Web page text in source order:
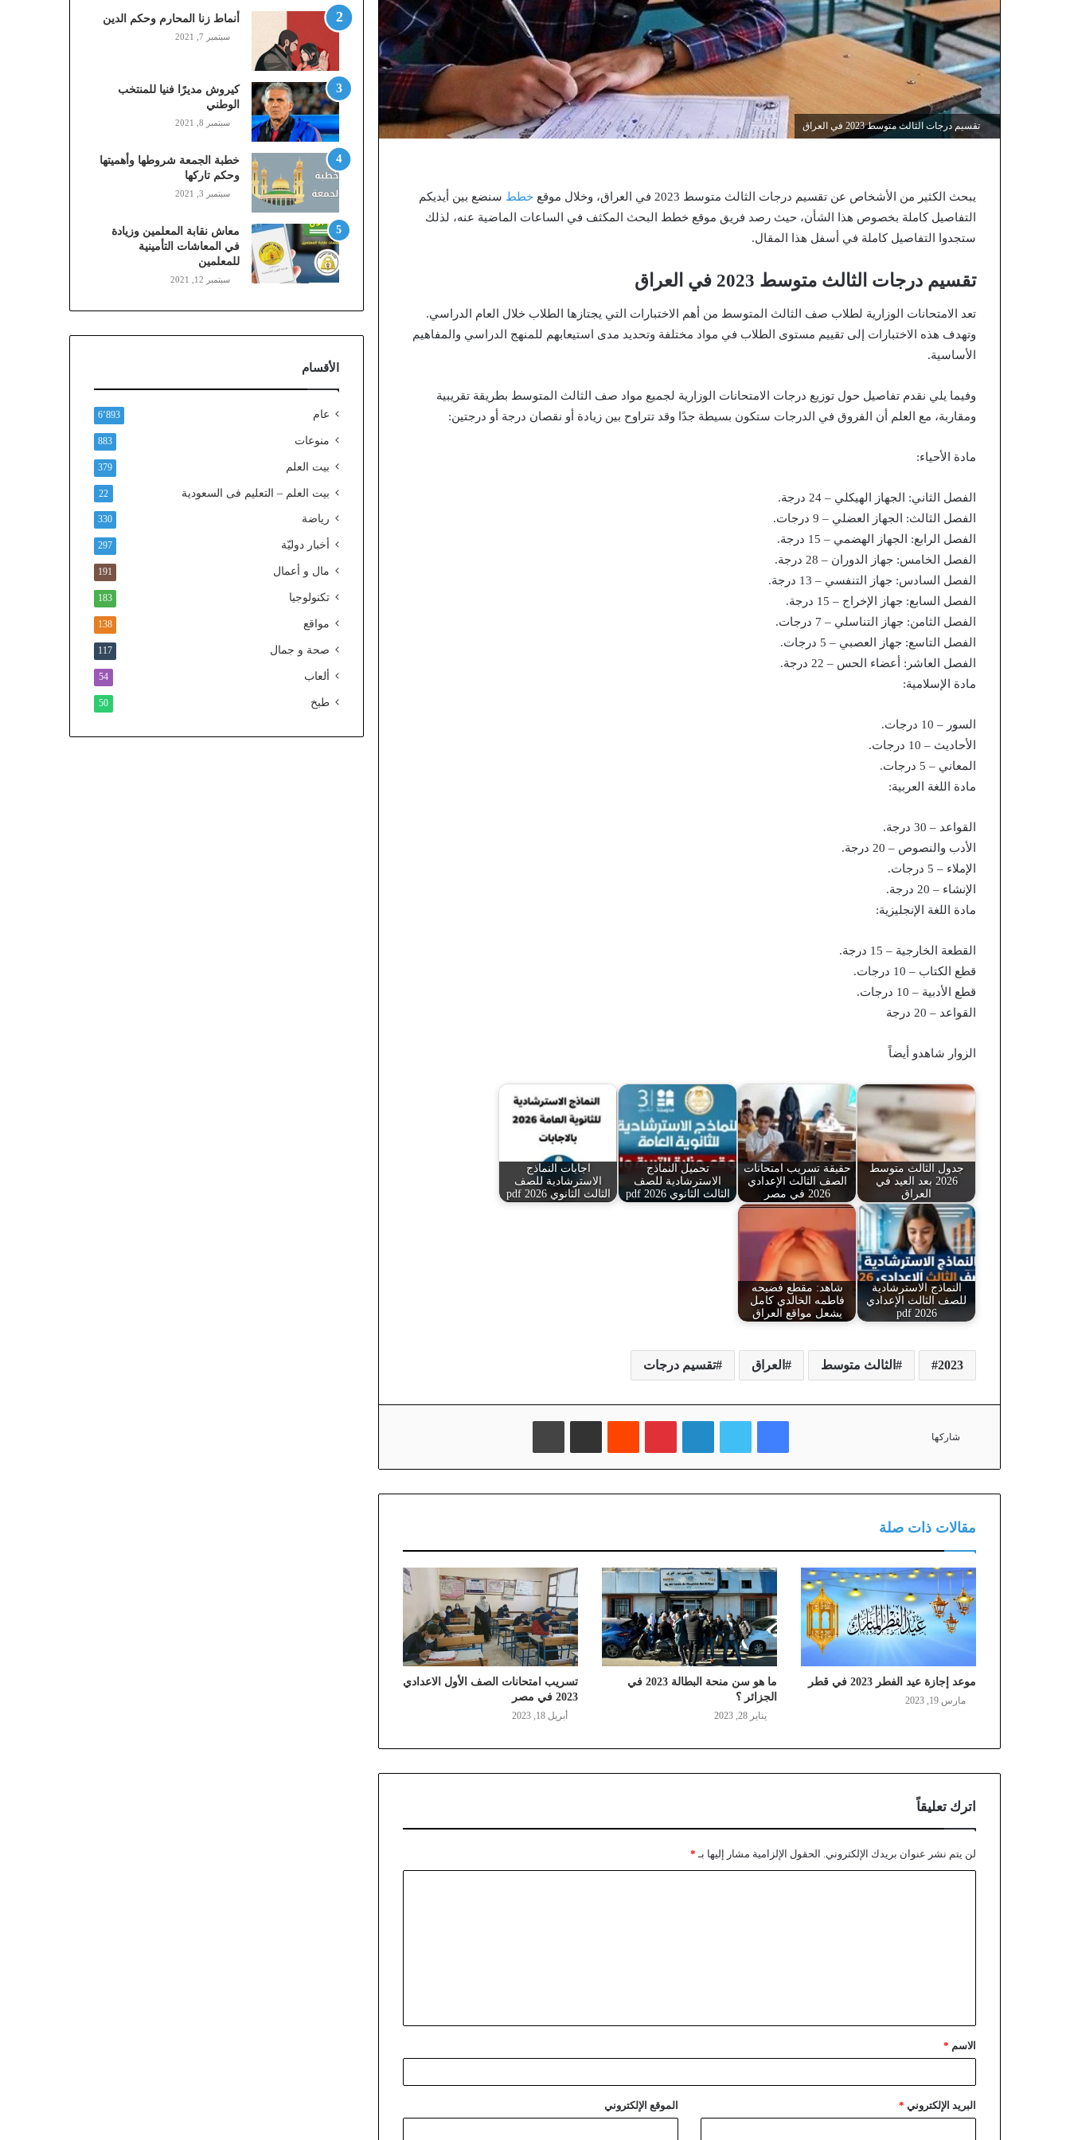
تقسيم درجات الثالث متوسط 2023 في العراق
يبحث الكثير من الأشخاص عن تقسيم درجات الثالث متوسط 2023 في العراق، وخلال موقع خطط سنضع بين أيديكم
التفاصيل كاملة بخصوص هذا الشأن، حيث رصد فريق موقع خطط البحث المكثف في الساعات الماضية عنه، لذلك
ستجدوا التفاصيل كاملة في أسفل هذا المقال.
تقسيم درجات الثالث متوسط 2023 في العراق
تعد الامتحانات الوزارية لطلاب صف الثالث المتوسط من أهم الاختبارات التي يجتازها الطلاب خلال العام الدراسي.
وتهدف هذه الاختبارات إلى تقييم مستوى الطلاب في مواد مختلفة وتحديد مدى استيعابهم للمنهج الدراسي والمفاهيم
الأساسية.
وفيما يلي نقدم تفاصيل حول توزيع درجات الامتحانات الوزارية لجميع مواد صف الثالث المتوسط بطريقة تقريبية
ومقاربة، مع العلم أن الفروق في الدرجات ستكون بسيطة جدًا وقد تتراوح بين زيادة أو نقصان درجة أو درجتين:
مادة الأحياء:
الفصل الثاني: الجهاز الهيكلي – 24 درجة.
الفصل الثالث: الجهاز العضلي – 9 درجات.
الفصل الرابع: الجهاز الهضمي – 15 درجة.
الفصل الخامس: جهاز الدوران – 28 درجة.
الفصل السادس: جهاز التنفسي – 13 درجة.
الفصل السابع: جهاز الإخراج – 15 درجة.
الفصل الثامن: جهاز التناسلي – 7 درجات.
الفصل التاسع: جهاز العصبي – 5 درجات.
الفصل العاشر: أعضاء الحس – 22 درجة.
مادة الإسلامية:
السور – 10 درجات.
الأحاديث – 10 درجات.
المعاني – 5 درجات.
مادة اللغة العربية:
القواعد – 30 درجة.
الأدب والنصوص – 20 درجة.
الإملاء – 5 درجات.
الإنشاء – 20 درجة.
مادة اللغة الإنجليزية:
القطعة الخارجية – 15 درجة.
قطع الكتاب – 10 درجات.
قطع الأدبية – 10 درجات.
القواعد – 20 درجة
الزوار شاهدو أيضاً
جدول الثالث متوسط
2026 بعد العيد في
العراق
حقيقة تسريب امتحانات
الصف الثالث الإعدادي
2026 في مصر
تحميل النماذج
الاسترشادية للصف
الثالث الثانوي 2026 pdf
اجابات النماذج
الاسترشادية للصف
الثالث الثانوي 2026 pdf
النماذج الاسترشادية
للصف الثالث الإعدادي
2026 pdf
شاهد: مقطع فضيحه
فاطمه الخالدي كامل
يشعل مواقع العراق
2023 الثالث متوسط العراق تقسيم درجات
شاركها
فيسبوك تويتر لينكدإن بينتيريست مشاركة عبر البريد
مقالات ذات صلة
موعد إجازة عيد الفطر 2023 في قطر
مارس 19, 2023
ما هو سن منحة البطالة 2023 في
الجزائر ؟
يناير 28, 2023
تسريب امتحانات الصف الأول الاعدادي
2023 في مصر
أبريل 18, 2023
اترك تعليقاً
لن يتم نشر عنوان بريدك الإلكتروني. الحقول الإلزامية مشار إليها بـ *
الاسم *
البريد الإلكتروني * الموقع الإلكتروني
,
م
ا
ي
ل
ي
،
ز
ي
ن
)
ع
ب
ر
ا
ن
ذ
و
ن
ي
ل
م
ح
أنماط زنا المحارم وحكم الدين
سبتمبر 7, 2021
كيروش مديرًا فنيا للمنتخب
الوطني
سبتمبر 8, 2021
خطبة الجمعة شروطها وأهميتها
وحكم تاركها
سبتمبر 3, 2021
معاش نقابة المعلمين وزيادة
في المعاشات التأمينية
للمعلمين
سبتمبر 12, 2021
الأقسام
عام 6٬893
منوعات 883
بيت العلم 379
بيت العلم – التعليم فى السعودية 22
رياضة 330
أخبار دوليّة 297
مال و أعمال 191
تكنولوجيا 183
مواقع 138
صحة و جمال 117
ألعاب 54
طبخ 50